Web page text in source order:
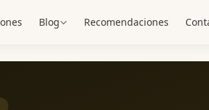
Blog Recomendaciones